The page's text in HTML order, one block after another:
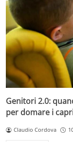
Genitori 2.0:
per domare i
Claudio Cordova